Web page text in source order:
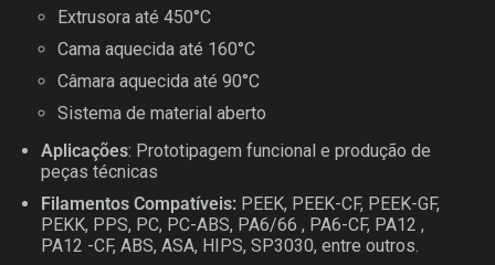
Extrusora até 450°C
Cama aquecida até 160°C
Câmara aquecida até 90°C
Sistema de material aberto
Aplicações: Prototipagem funcional e produção de
peças técnicas
Filamentos Compatíveis: PEEK, PEEK-CF, PEEK-GF,
PEKK, PPS, PC, PC-ABS, PA6/66 , PA6-CF, PA12 ,
PA12 -CF, ABS, ASA, HIPS, SP3030, entre outros.